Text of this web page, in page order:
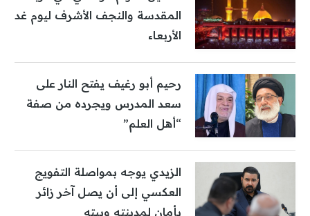
المقدسة والنجف الأشرف ليوم غد
الأربعاء
رحيم أبو رغيف يفتح النار على
سعد المدرس ويجرده من صفة
“أهل العلم”
الزيدي يوجه بمواصلة التفويج
العكسي إلى أن يصل آخر زائر
بأمان لمدينته وبيته